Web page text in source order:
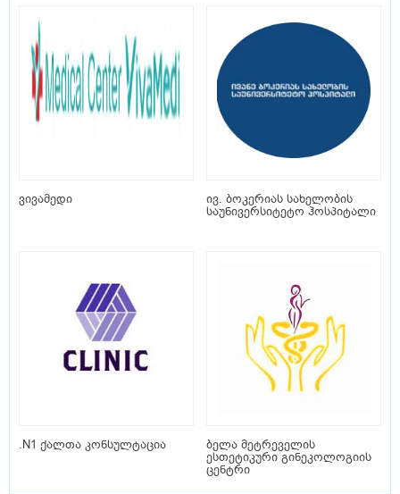
ვივამედი
ივ. ბოკერიას სახელობის
საუნივერსიტეტო ჰოსპიტალი
.N1 ქალთა კონსულტაცია
ბელა მეტრეველის
ესთეტიკური გინეკოლოგიის
ცენტრი